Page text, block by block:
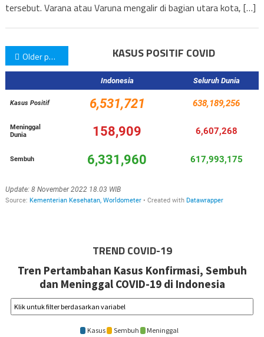
tersebut. Varana atau Varuna mengalir di bagian utara kota, […]
Posts
navigation
Older posts KASUS POSITIF COVID
TREND COVID-19